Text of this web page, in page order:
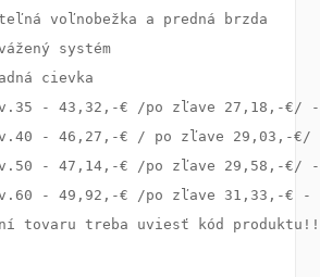
voľnobežka a predná brzda
systém
cievka
- 43,32,-€ /po zľave 27,18,-€/
- 46,27,-€ / po zľave 29,03,-€/
- 47,14,-€ /po zľave 29,58,-€/
- 49,92,-€ /po zľave 31,33,-€ -